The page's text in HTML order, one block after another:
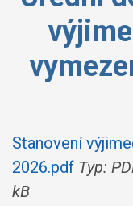
Stanovení
2026.pdf Typ:
kB